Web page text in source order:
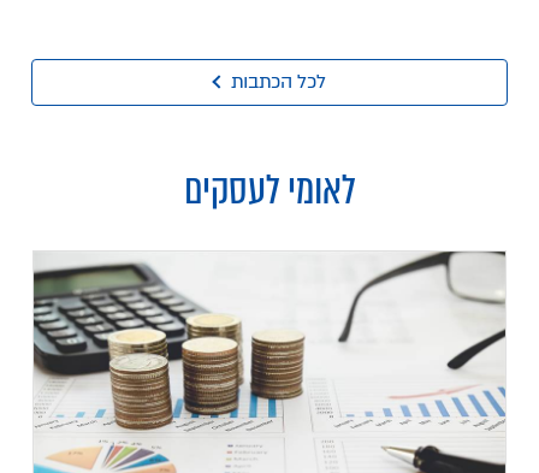
לכל הכתבות
לאומי לעסקים